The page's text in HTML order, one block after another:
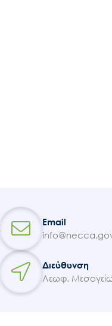
Email
Διεύθυνση
Λεωφ.